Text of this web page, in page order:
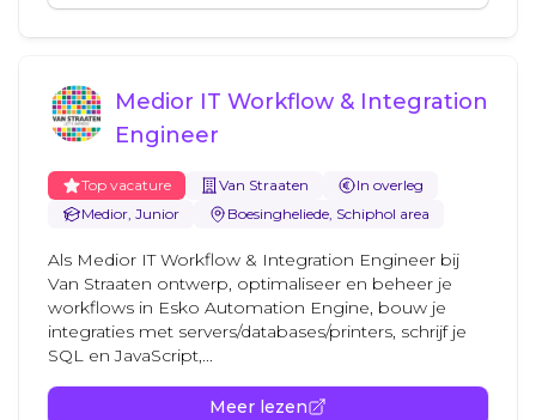
Medior IT Workflow & Integration
Engineer
Top vacature Van Straaten
In overleg
Medior, Junior
Boesingheliede, Schiphol area
Als Medior IT Workflow & Integration Engineer bij
Van Straaten ontwerp, optimaliseer en beheer je
workflows in Esko Automation Engine, bouw je
integraties met servers/databases/printers, schrijf je
SQL en JavaScript,...
Meer lezen